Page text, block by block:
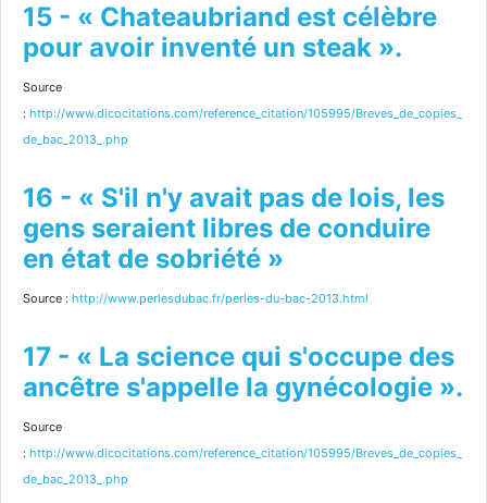
15 - « Chateaubriand est célèbre
pour avoir inventé un steak ».
Source
: http://www.dicocitations.com/reference_citation/105995/Breves_de_copies_
de_bac_2013_.php
16 - « S'il n'y avait pas de lois, les
gens seraient libres de conduire
en état de sobriété »
Source : http://www.perlesdubac.fr/perles-du-bac-2013.html
17 - « La science qui s'occupe des
ancêtre s'appelle la gynécologie ».
Source
: http://www.dicocitations.com/reference_citation/105995/Breves_de_copies_
de_bac_2013_.php